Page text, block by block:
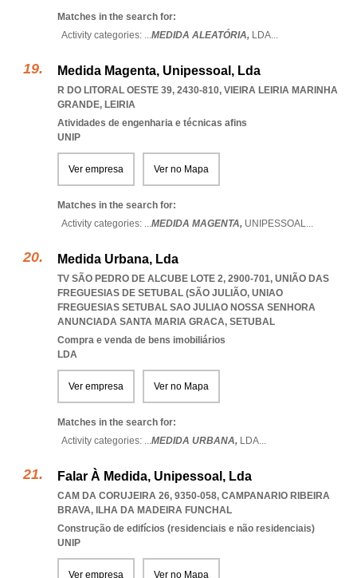
Matches in the search for:
Activity categories: ...MEDIDA ALEATÓRIA, LDA...
Medida Magenta, Unipessoal, Lda
R DO LITORAL OESTE 39, 2430-810, VIEIRA LEIRIA MARINHA
GRANDE, LEIRIA
Atividades de engenharia e técnicas afins
UNIP
Ver empresa Ver no Mapa
Matches in the search for:
Activity categories: ...MEDIDA MAGENTA, UNIPESSOAL...
Medida Urbana, Lda
TV SÃO PEDRO DE ALCUBE LOTE 2, 2900-701, UNIÃO DAS
FREGUESIAS DE SETUBAL (SÃO JULIÃO, UNIAO
FREGUESIAS SETUBAL SAO JULIAO NOSSA SENHORA
ANUNCIADA SANTA MARIA GRACA, SETUBAL
Compra e venda de bens imobiliários
LDA
Ver empresa Ver no Mapa
Matches in the search for:
Activity categories: ...MEDIDA URBANA, LDA...
Falar À Medida, Unipessoal, Lda
CAM DA CORUJEIRA 26, 9350-058, CAMPANARIO RIBEIRA
BRAVA, ILHA DA MADEIRA FUNCHAL
Construção de edifícios (residenciais e não residenciais)
UNIP
Ver empresa Ver no Mapa